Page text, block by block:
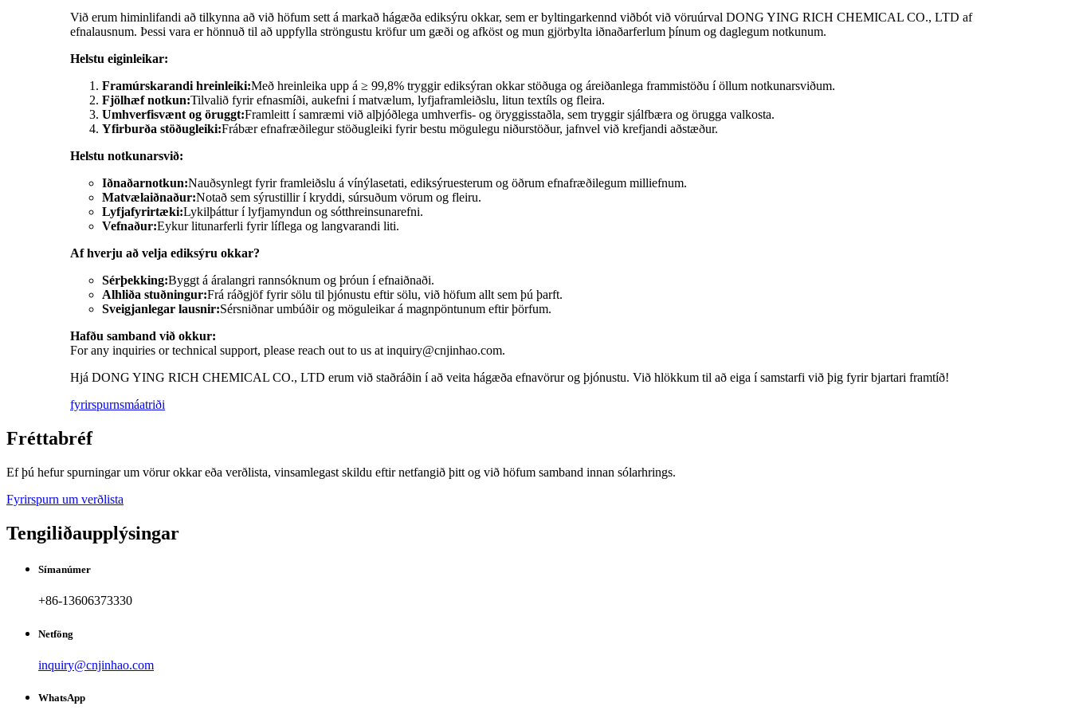
Við erum himinlifandi að tilkynna að við höfum sett á markað hágæða ediksýru okkar, sem er byltingarkennd viðbót við vöruúrval DONG YING RICH CHEMICAL CO., LTD af
efnalausnum. Þessi vara er hönnuð til að uppfylla ströngustu kröfur um gæði og afköst og mun gjörbylta iðnaðarferlum þínum og daglegum notkunum.
Helstu eiginleikar:
Framúrskarandi hreinleiki:Með hreinleika upp á ≥ 99,8% tryggir ediksýran okkar stöðuga og áreiðanlega frammistöðu í öllum notkunarsviðum.
Fjölhæf notkun:Tilvalið fyrir efnasmíði, aukefni í matvælum, lyfjaframleiðslu, litun textíls og fleira.
Umhverfisvænt og öruggt:Framleitt í samræmi við alþjóðlega umhverfis- og öryggisstaðla, sem tryggir sjálfbæra og örugga valkosta.
Yfirburða stöðugleiki:Frábær efnafræðilegur stöðugleiki fyrir bestu mögulegu niðurstöður, jafnvel við krefjandi aðstæður.
Helstu notkunarsvið:
Iðnaðarnotkun:Nauðsynlegt fyrir framleiðslu á vínýlasetati, ediksýruesterum og öðrum efnafræðilegum milliefnum.
Matvælaiðnaður:Notað sem sýrustillir í kryddi, súrsuðum vörum og fleiru.
Lyfjafyrirtæki:Lykilþáttur í lyfjamyndun og sótthreinsunarefni.
Vefnaður:Eykur litunarferli fyrir líflega og langvarandi liti.
Af hverju að velja ediksýru okkar?
Sérþekking:Byggt á áralangri rannsóknum og þróun í efnaiðnaði.
Alhliða stuðningur:Frá ráðgjöf fyrir sölu til þjónustu eftir sölu, við höfum allt sem þú þarft.
Sveigjanlegar lausnir:Sérsniðnar umbúðir og möguleikar á magnpöntunum eftir þörfum.
Hafðu samband við okkur:
For any inquiries or technical support, please reach out to us at inquiry@cnjinhao.com.
Hjá DONG YING RICH CHEMICAL CO., LTD erum við staðráðin í að veita hágæða efnavörur og þjónustu. Við hlökkum til að eiga í samstarfi við þig fyrir bjartari framtíð!
fyrirspurnsmáatriði
Fréttabréf
Ef þú hefur spurningar um vörur okkar eða verðlista, vinsamlegast skildu eftir netfangið þitt og við höfum samband innan sólarhrings.
Fyrirspurn um verðlista
Tengiliðaupplýsingar
Símanúmer
+86-13606373330
Netföng
inquiry@cnjinhao.com
WhatsApp